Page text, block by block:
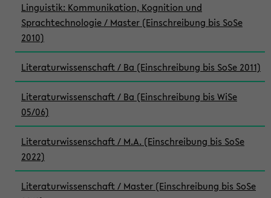
Linguistik: Kommunikation, Kognition und
Sprachtechnologie / Master (Einschreibung bis SoSe
2010)
Literaturwissenschaft / Ba (Einschreibung bis SoSe 2011)
Literaturwissenschaft / Ba (Einschreibung bis WiSe
05/06)
Literaturwissenschaft / M.A. (Einschreibung bis SoSe
2022)
Literaturwissenschaft / Master (Einschreibung bis SoSe